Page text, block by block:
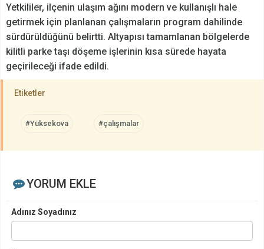
Yetkililer, ilçenin ulaşım ağını modern ve kullanışlı hale
getirmek için planlanan çalışmaların program dahilinde
sürdürüldüğünü belirtti. Altyapısı tamamlanan bölgelerde
kilitli parke taşı döşeme işlerinin kısa sürede hayata
geçirileceği ifade edildi.
Etiketler
#Yüksekova #çalışmalar
YORUM EKLE
Adınız Soyadınız